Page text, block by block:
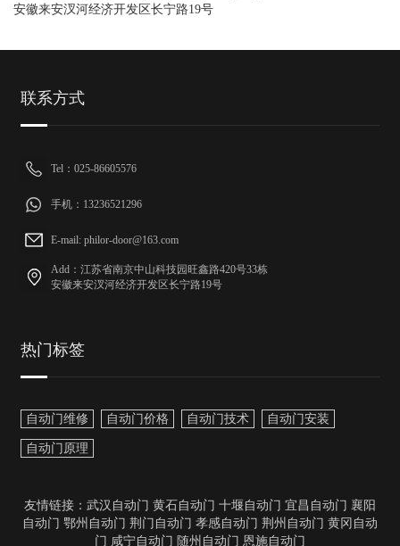
安徽来安汊河经济开发区长宁路19号
联系方式
Tel：025-86605576
手机：13236521296
E-mail: philor-door@163.com
Add：江苏省南京中山科技园旺鑫路420号33栋
安徽来安汊河经济开发区长宁路19号
热门标签
自动门维修 自动门价格 自动门技术 自动门安装
自动门原理
友情链接： 武汉自动门 黄石自动门 十堰自动门 宜昌自动门 襄阳
自动门 鄂州自动门 荆门自动门 孝感自动门 荆州自动门 黄冈自动
门 咸宁自动门 随州自动门 恩施自动门